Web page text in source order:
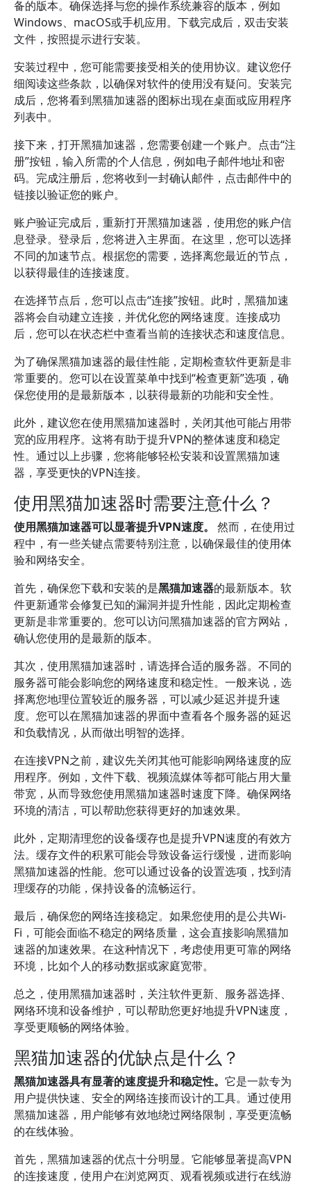
备的版本。确保选择与您的操作系统兼容的版本，例如
Windows、macOS或手机应用。下载完成后，双击安装
文件，按照提示进行安装。
安装过程中，您可能需要接受相关的使用协议。建议您仔
细阅读这些条款，以确保对软件的使用没有疑问。安装完
成后，您将看到黑猫加速器的图标出现在桌面或应用程序
列表中。
接下来，打开黑猫加速器，您需要创建一个账户。点击“注
册”按钮，输入所需的个人信息，例如电子邮件地址和密
码。完成注册后，您将收到一封确认邮件，点击邮件中的
链接以验证您的账户。
账户验证完成后，重新打开黑猫加速器，使用您的账户信
息登录。登录后，您将进入主界面。在这里，您可以选择
不同的加速节点。根据您的需要，选择离您最近的节点，
以获得最佳的连接速度。
在选择节点后，您可以点击“连接”按钮。此时，黑猫加速
器将会自动建立连接，并优化您的网络速度。连接成功
后，您可以在状态栏中查看当前的连接状态和速度信息。
为了确保黑猫加速器的最佳性能，定期检查软件更新是非
常重要的。您可以在设置菜单中找到“检查更新”选项，确
保您使用的是最新版本，以获得最新的功能和安全性。
此外，建议您在使用黑猫加速器时，关闭其他可能占用带
宽的应用程序。这将有助于提升VPN的整体速度和稳定
性。通过以上步骤，您将能够轻松安装和设置黑猫加速
器，享受更快的VPN连接。
使用黑猫加速器时需要注意什么？
使用黑猫加速器可以显著提升VPN速度。
然而，在使用过
程中，有一些关键点需要特别注意，以确保最佳的使用体
验和网络安全。
首先，确保您下载和安装的是黑猫加速器的最新版本。软
件更新通常会修复已知的漏洞并提升性能，因此定期检查
更新是非常重要的。您可以访问黑猫加速器的官方网站，
确认您使用的是最新的版本。
其次，使用黑猫加速器时，请选择合适的服务器。不同的
服务器可能会影响您的网络速度和稳定性。一般来说，选
择离您地理位置较近的服务器，可以减少延迟并提升速
度。您可以在黑猫加速器的界面中查看各个服务器的延迟
和负载情况，从而做出明智的选择。
在连接VPN之前，建议先关闭其他可能影响网络速度的应
用程序。例如，文件下载、视频流媒体等都可能占用大量
带宽，从而导致您使用黑猫加速器时速度下降。确保网络
环境的清洁，可以帮助您获得更好的加速效果。
此外，定期清理您的设备缓存也是提升VPN速度的有效方
法。缓存文件的积累可能会导致设备运行缓慢，进而影响
黑猫加速器的性能。您可以通过设备的设置选项，找到清
理缓存的功能，保持设备的流畅运行。
最后，确保您的网络连接稳定。如果您使用的是公共Wi-
Fi，可能会面临不稳定的网络质量，这会直接影响黑猫加
速器的加速效果。在这种情况下，考虑使用更可靠的网络
环境，比如个人的移动数据或家庭宽带。
总之，使用黑猫加速器时，关注软件更新、服务器选择、
网络环境和设备维护，可以帮助您更好地提升VPN速度，
享受更顺畅的网络体验。
黑猫加速器的优缺点是什么？
黑猫加速器具有显著的速度提升和稳定性。 它是一款专为
用户提供快速、安全的网络连接而设计的工具。通过使用
黑猫加速器，用户能够有效地绕过网络限制，享受更流畅
的在线体验。
首先，黑猫加速器的优点十分明显。它能够显著提高VPN
的连接速度，使用户在浏览网页、观看视频或进行在线游